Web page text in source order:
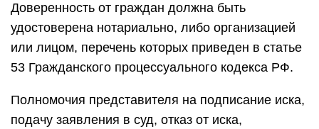
Доверенность от граждан должна быть
удостоверена нотариально, либо организацией
или лицом, перечень которых приведен в статье
53 Гражданского процессуального кодекса РФ.
Полномочия представителя на подписание иска,
подачу заявления в суд, отказ от иска,